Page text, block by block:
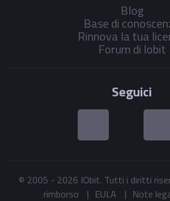
Blog
Base di
Rinnova la tua
Forum di Iobit
Seguici
© 2005 - 2026 IObit. Tutti i diritti
rimborso
| EULA | Note